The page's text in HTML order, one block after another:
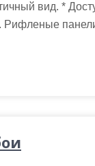
вид. *
Рифленые